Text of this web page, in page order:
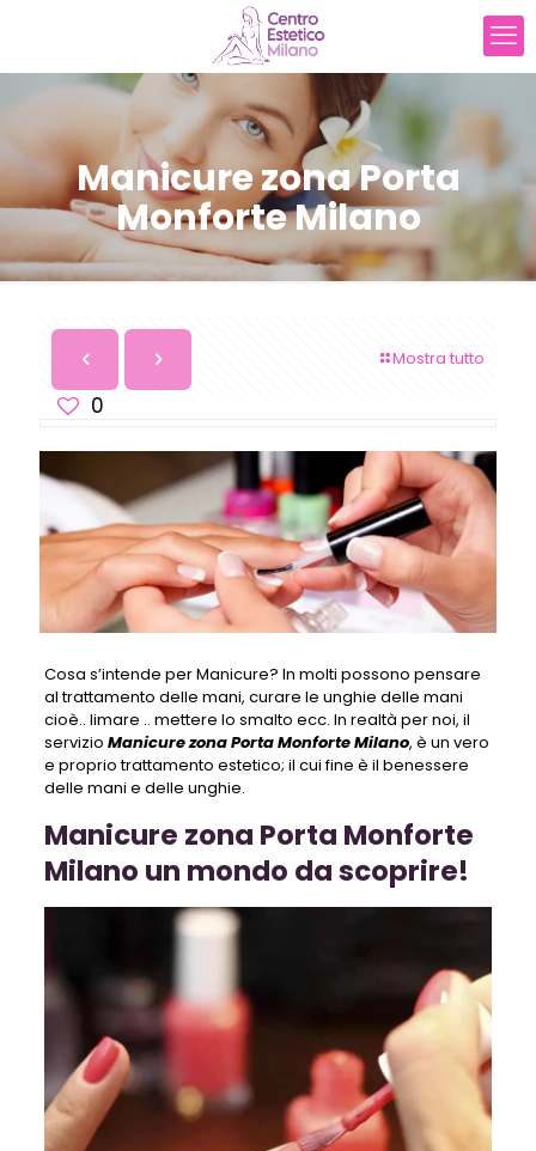
Manicure zona Porta
Monforte Milano
Mostra tutto
0
Cosa s’intende per Manicure? In molti possono pensare
al trattamento delle mani, curare le unghie delle mani
cioè.. limare .. mettere lo smalto ecc. In realtà per noi, il
servizio Manicure zona Porta Monforte Milano, è un vero
e proprio trattamento estetico; il cui fine è il benessere
delle mani e delle unghie.
Manicure zona Porta Monforte
Milano un mondo da scoprire!